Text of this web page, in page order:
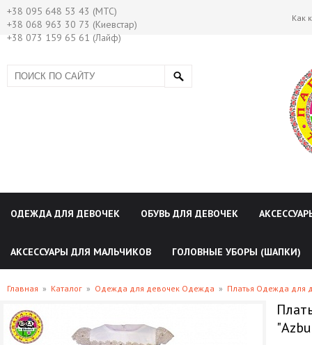
+38 095 648 53 43 (МТС)
+38 068 963 30 73 (Киевстар)
+38 073 159 65 61 (Лайф)
Как
ОДЕЖДА ДЛЯ ДЕВОЧЕК ОБУВЬ ДЛЯ ДЕВОЧЕК
АКСЕССУАРЫ ДЛЯ МАЛЬЧИКОВ ГОЛОВНЫЕ УБОРЫ (ШАПКИ)
Главная » Каталог » Одежда для девочек Одежда » Платья Одежда для